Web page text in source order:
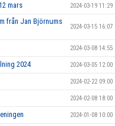
mars 2024-03-19 11:29
från Jan Björnums
2024-03-15 16:07
2024-03-08 14:55
2024 2024-03-05 12:00
2024-02-22 09:00
2024-02-08 18:00
2024-01-08 10:00